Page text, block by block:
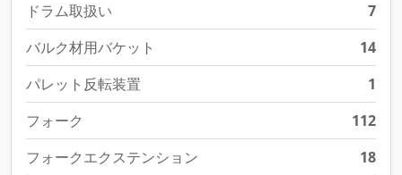
ドラム取扱い
7
バルク材用バケット
14
パレット反転装置
1
フォーク
112
フォークエクステンション
18